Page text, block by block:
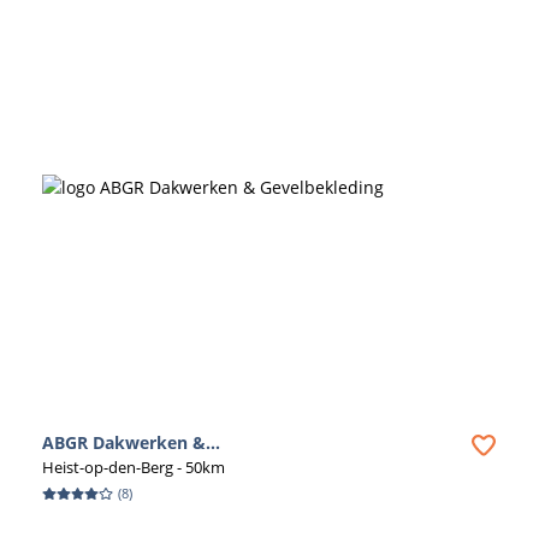
ABGR Dakwerken &...
Heist-op-den-Berg- 50km
(8)